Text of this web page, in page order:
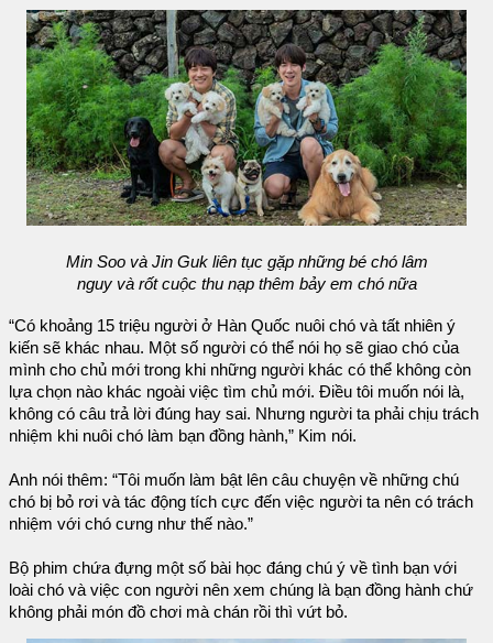
Min Soo và Jin Guk liên tục gặp những bé chó lâm
nguy và rốt cuộc thu nạp thêm bảy em chó nữa
“Có khoảng 15 triệu người ở Hàn Quốc nuôi chó và tất nhiên ý
kiến sẽ khác nhau. Một số người có thể nói họ sẽ giao chó của
mình cho chủ mới trong khi những người khác có thể không còn
lựa chọn nào khác ngoài việc tìm chủ mới. Điều tôi muốn nói là,
không có câu trả lời đúng hay sai. Nhưng người ta phải chịu trách
nhiệm khi nuôi chó làm bạn đồng hành,” Kim nói.
Anh nói thêm: “Tôi muốn làm bật lên câu chuyện về những chú
chó bị bỏ rơi và tác động tích cực đến việc người ta nên có trách
nhiệm với chó cưng như thế nào.”
Bộ phim chứa đựng một số bài học đáng chú ý về tình bạn với
loài chó và việc con người nên xem chúng là bạn đồng hành chứ
không phải món đồ chơi mà chán rồi thì vứt bỏ.